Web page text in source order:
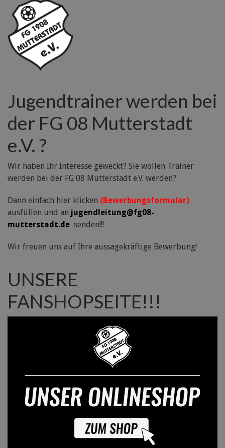
Jugendtrainer werden bei
der FG 08 Mutterstadt
e.V. ?
Wir haben Ihr Interesse geweckt? Sie wollen Trainer
werden bei der FG 08 Mutterstadt e.V. werden?
Dann einfach hier klicken (Bewerbungsformular)
ausfüllen und an jugendleitung@fg08-
mutterstadt.de senden!!!
Wir freuen uns auf Ihre aussagekräftige Bewerbung!
UNSERE
FANSHOPSEITE!!!